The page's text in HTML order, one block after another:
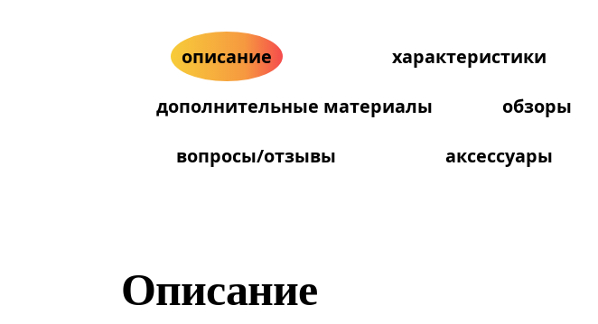
описание характеристики
дополнительные материалы обзоры
вопросы/отзывы аксессуары
Описание